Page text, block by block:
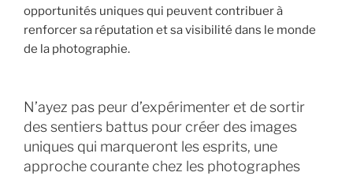
opportunités uniques qui peuvent contribuer à
renforcer sa réputation et sa visibilité dans le monde
de la photographie.
N’ayez pas peur d’expérimenter et de sortir
des sentiers battus pour créer des images
uniques qui marqueront les esprits, une
approche courante chez les photographes